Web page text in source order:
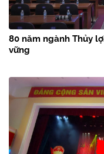
80 năm ngành Thủy
vững